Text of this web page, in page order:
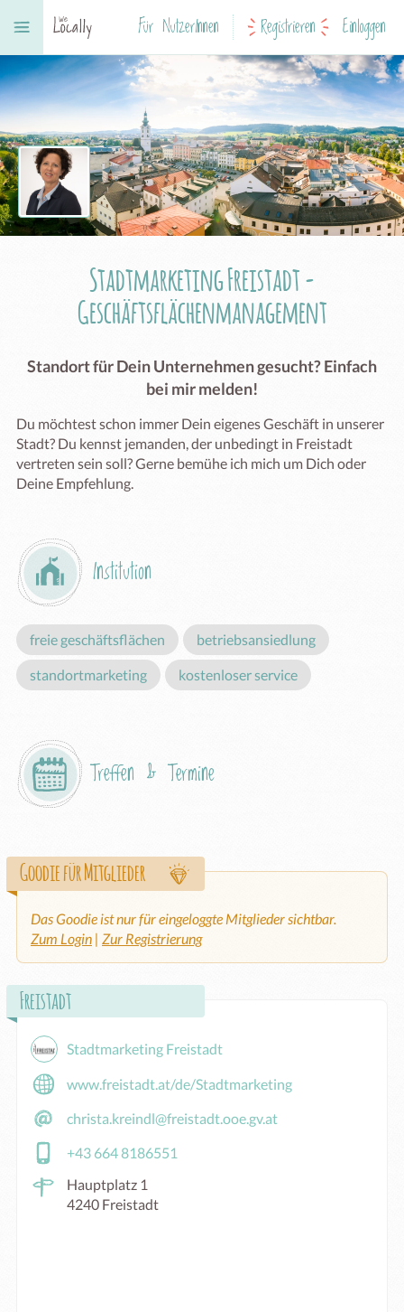
Für NutzerInnen Registrieren Einloggen
Stadtmarketing Freistadt -
Geschäftsflächenmanagement
Standort für Dein Unternehmen gesucht? Einfach
bei mir melden!
Du möchtest schon immer Dein eigenes Geschäft in unserer
Stadt? Du kennst jemanden, der unbedingt in Freistadt
vertreten sein soll? Gerne bemühe ich mich um Dich oder
Deine Empfehlung.
Institution
freie geschäftsflächen betriebsansiedlung
standortmarketing kostenloser service
Treffen & Termine
Goodie für Mitglieder
Das Goodie ist nur für eingeloggte Mitglieder sichtbar.
Zum Login | Zur Registrierung
Freistadt
Stadtmarketing Freistadt
www.freistadt.at/de/Stadtmarketing
christa.kreindl@freistadt.ooe.gv.at
+43 664 8186551
Hauptplatz 1
4240 Freistadt